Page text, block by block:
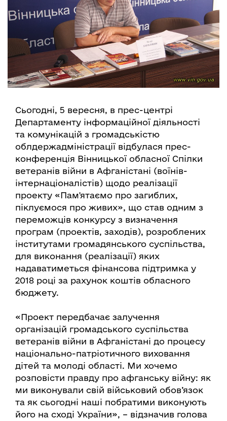
Сьогодні, 5 вересня, в прес-центрі
Департаменту інформаційної діяльності
та комунікацій з громадськістю
облдержадміністрації відбулася прес-
конференція Вінницької обласної Спілки
ветеранів війни в Афганістані (воїнів-
інтернаціоналістів) щодо реалізації
проекту «Пам'ятаємо про загиблих,
піклуємося про живих», що став одним з
переможців конкурсу з визначення
програм (проектів, заходів), розроблених
інститутами громадянського суспільства,
для виконання (реалізації) яких
надаватиметься фінансова підтримка у
2018 році за рахунок коштів обласного
бюджету.
«Проект передбачає залучення
організацій громадського суспільства
ветеранів війни в Афганістані до процесу
національно-патріотичного виховання
дітей та молоді області. Ми хочемо
розповісти правду про афганську війну: як
ми виконували свій військовий обов’язок
та як сьогодні наші побратими виконують
його на сході України», – відзначив голова